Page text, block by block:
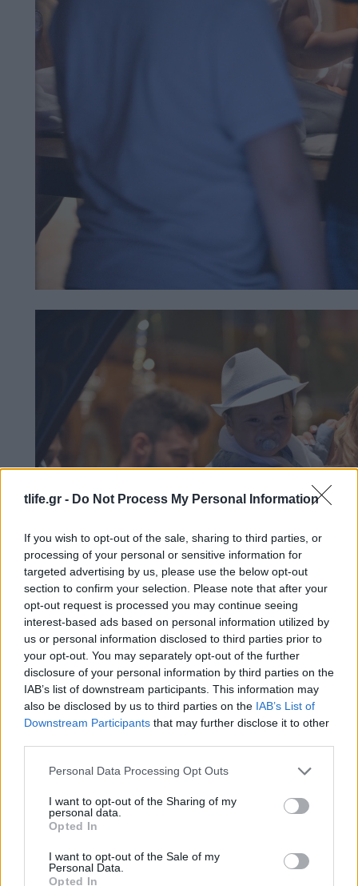
tlife.gr - Do Not Process My Personal Information
If you wish to opt-out of the sale, sharing to third parties, or
processing of your personal or sensitive information for
targeted advertising by us, please use the below opt-out
section to confirm your selection. Please note that after your
opt-out request is processed you may continue seeing
interest-based ads based on personal information utilized by
us or personal information disclosed to third parties prior to
your opt-out. You may separately opt-out of the further
disclosure of your personal information by third parties on the
IAB’s list of downstream participants. This information may
also be disclosed by us to third parties on the IAB’s List of
Downstream Participants that may further disclose it to other
Please note that this website/app uses one or more Google
not limited to your visit or usage behaviour. You may click to
grant or deny consent to Google and its third-party tags to
use your data for below specified purposes in below Google
consent section.
Personal Data Processing Opt Outs
I want to opt-out of the Sharing of my
personal data.
Opted In
I want to opt-out of the Sale of my
Personal Data.
Opted In